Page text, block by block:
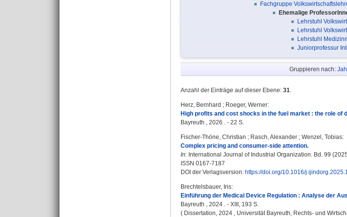
Fachgruppe
Ehemalige
Lehrstuhl
Lehrstuhl
Lehrstuhl
Juniorprofessur
Gruppieren nach:
Anzahl der Einträge auf dieser Ebene: 31.
Herz, Bernhard ; Roeger, Werner:
High profits and cost shocks in the fuel market : the role of
Bayreuth , 2026 . - 22 S.
Fischer-Thöne, Christian ; Rasch, Alexander ; Wenzel, Tobias:
Complex pricing and consumer-side attention.
In: International Journal of Industrial Organization. Bd. 99
ISSN 0167-7187
DOI der Verlagsversion: https://doi.org/10.1016/
Brechtelsbauer, Iris:
Einführung der Medical Device Regulation : Analyse der
Bayreuth , 2024 . - XIII, 193 S.
( Dissertation, 2024 , Universität Bayreuth, Rechts- und